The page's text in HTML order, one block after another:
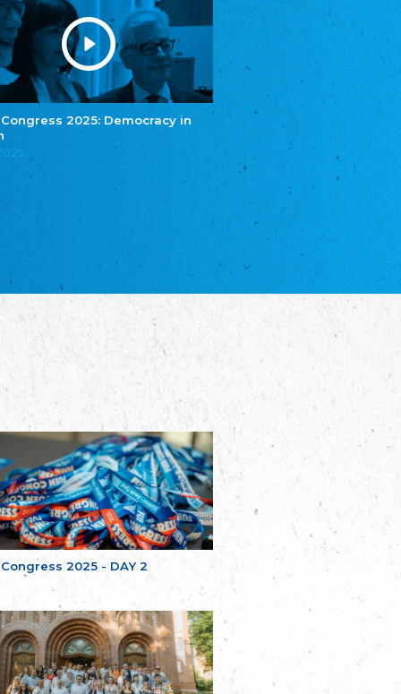
Congress 2025: Democracy in
Congress 2025 - DAY 2
Grænseforeningen
Danish Border Association
Eestimaa Rahvuste Ühendus
Estonian Union of National Minorities
Eestimaa Valgevenelaste Assotsiatsioon
Estonian Belorusian Association
Estonian German Society
Некоммерческое объединение “Русская
школа Эстонии”
благотворительных обществ
Union of Russian Educational and Charitable
Plataforma per la Llengua
Occitania Football Association
Committee for regional action in Brittany
EL - le Mouvement d'Alsace-Lorraine
Elsaß-Lothringischer Volksbund EL
Skol Uhel Ar Vro – Institut Culturel de
Bretagne
The Cultural Institute of Brittany
Unser Land
Our Country
Svenska Finlands folkting/Folktinget
Assoziation der Deutschen Georgiens
"Einung"
Association of Germans of Georgia “Einung”
საერთო სამოქალაქო მოძრაობა -
მრავალეროვანი საქართველო